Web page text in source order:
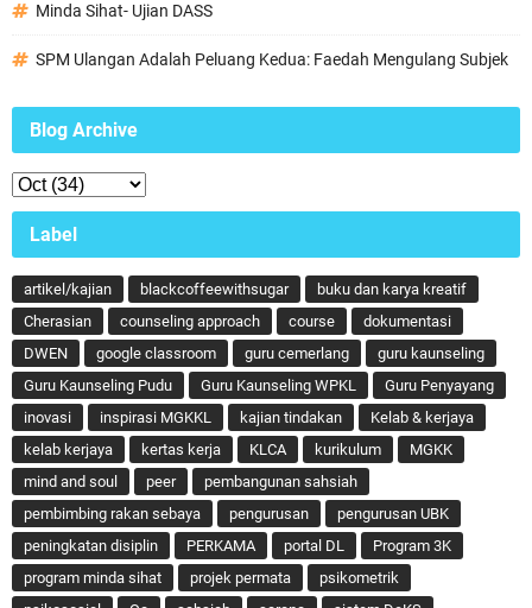
Minda Sihat- Ujian DASS
SPM Ulangan Adalah Peluang Kedua: Faedah Mengulang Subjek
Blog Archive
Label
artikel/kajian blackcoffeewithsugar
buku dan karya kreatif
Cherasian
counseling approach course
dokumentasi
DWEN
google classroom guru cemerlang
guru kaunseling
Guru Kaunseling Pudu
Guru Kaunseling WPKL
Guru Penyayang
inovasi
inspirasi MGKKL kajian tindakan
Kelab & kerjaya
kelab kerjaya
kertas kerja KLCA kurikulum
MGKK
mind and soul
peer
pembangunan sahsiah
pembimbing rakan sebaya
pengurusan
pengurusan UBK
peningkatan disiplin
PERKAMA portal DL
Program 3K
program minda sihat
projek permata
psikometrik